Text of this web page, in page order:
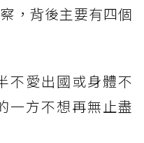
，背後主要有四個
不愛出國或身體不
一方不想再無止盡